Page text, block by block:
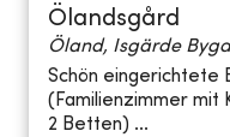
Ölandsgård
Öland, Isgärde
Schön eingerichtete
(Familienzimmer mit
2 Betten) ...